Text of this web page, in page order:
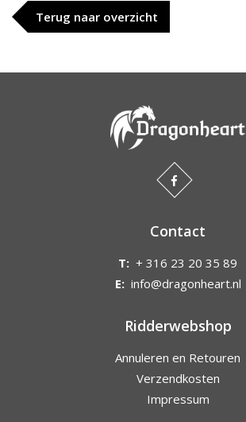
Terug naar overzicht
Contact
T: + 316 23 20 35 89
E: info@dragonheart.nl
Ridderwebshop
Annuleren en Retouren
Verzendkosten
Impressum